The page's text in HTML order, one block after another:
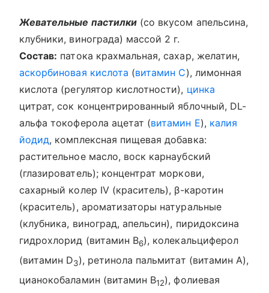
Жевательные пастилки(со вкусом апельсина,
клубники, винограда) массой 2 г.
Состав: патока крахмальная, сахар, желатин,
аскорбиновая кислота (витамин C), лимонная
кислота (регулятор кислотности), цинка
цитрат, сок концентрированный яблочный, DL-
альфа токоферола ацетат (витамин E), калия
йодид, комплексная пищевая добавка:
растительное масло, воск карнаубский
(глазирователь); концентрат моркови,
сахарный колер IV (краситель), β-каротин
(краситель), ароматизаторы натуральные
(клубника, виноград, апельсин), пиридоксина
гидрохлорид (витамин B6), колекальциферол
(витамин D3), ретинола пальмитат (витамин A),
цианокобаламин (витамин B12), фолиевая